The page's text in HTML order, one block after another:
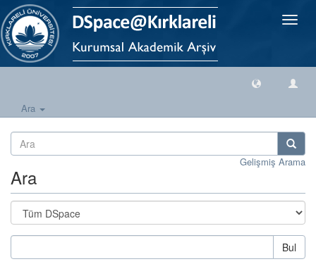
Geçiş
Ara
Gelişmiş Arama
Ara
Bul